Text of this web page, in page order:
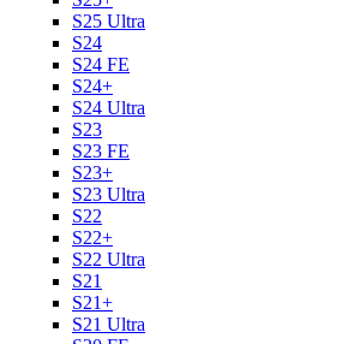
S25 Ultra
S24
S24 FE
S24+
S24 Ultra
S23
S23 FE
S23+
S23 Ultra
S22
S22+
S22 Ultra
S21
S21+
S21 Ultra